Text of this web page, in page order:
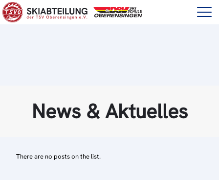
News & Aktuelles
There are no posts on the list.